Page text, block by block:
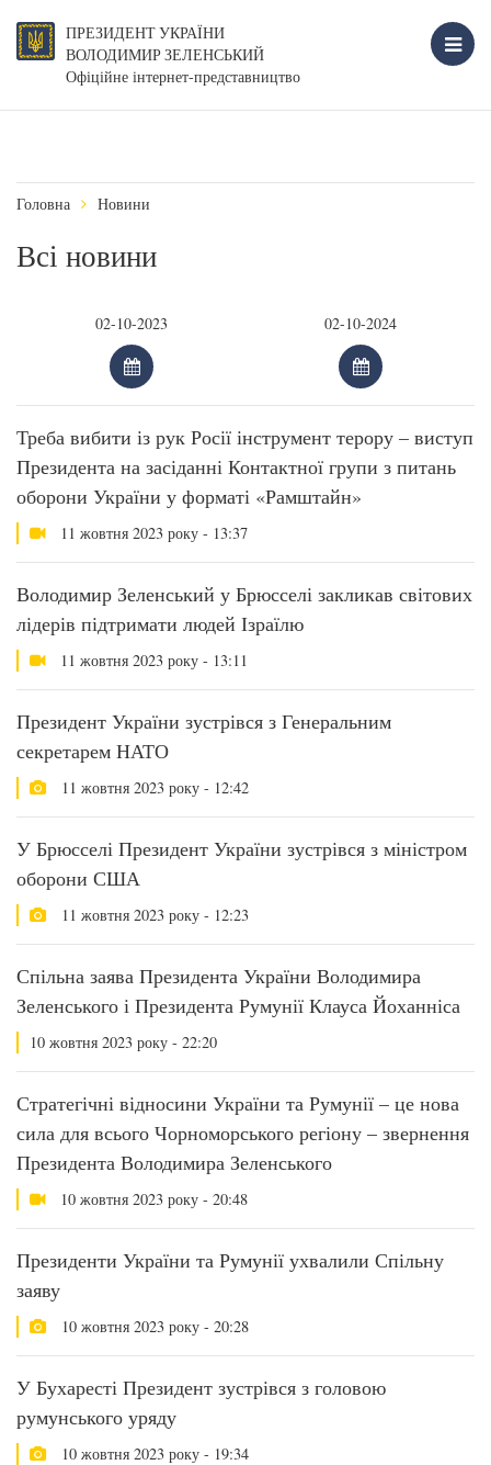
ПРЕЗИДЕНТ УКРАЇНИ
ВОЛОДИМИР ЗЕЛЕНСЬКИЙ
Офіційне інтернет-представництво
Головна Новини
Всі новини
Треба вибити із рук Росії інструмент терору – виступ
Президента на засіданні Контактної групи з питань
оборони України у форматі «Рамштайн»
11 жовтня 2023 року - 13:37
Володимир Зеленський у Брюсселі закликав світових
лідерів підтримати людей Ізраїлю
11 жовтня 2023 року - 13:11
Президент України зустрівся з Генеральним
секретарем НАТО
11 жовтня 2023 року - 12:42
У Брюсселі Президент України зустрівся з міністром
оборони США
11 жовтня 2023 року - 12:23
Спільна заява Президента України Володимира
Зеленського і Президента Румунії Клауса Йоханніса
10 жовтня 2023 року - 22:20
Стратегічні відносини України та Румунії – це нова
сила для всього Чорноморського регіону – звернення
Президента Володимира Зеленського
10 жовтня 2023 року - 20:48
Президенти України та Румунії ухвалили Спільну
заяву
10 жовтня 2023 року - 20:28
У Бухаресті Президент зустрівся з головою
румунського уряду
10 жовтня 2023 року - 19:34